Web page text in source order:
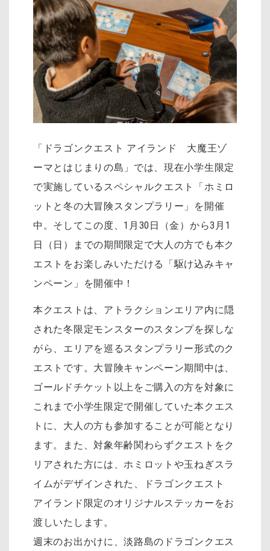
「ドラゴンクエスト アイランド 大魔王ゾ
ーマとはじまりの島」では、現在小学生限定
で実施しているスペシャルクエスト「ホミロ
ットと冬の大冒険スタンプラリー」を開催
中。そしてこの度、1月30日（金）から3月1
日（日）までの期間限定で大人の方でも本ク
エストをお楽しみいただける「駆け込みキャ
ンペーン」を開催中！
本クエストは、アトラクションエリア内に隠
された冬限定モンスターのスタンプを探しな
がら、エリアを巡るスタンプラリー形式のク
エストです。大冒険キャンペーン期間中は、
ゴールドチケット以上をご購入の方を対象に
これまで小学生限定で開催していた本クエス
トに、大人の方も参加することが可能となり
ます。また、対象年齢関わらずクエストをク
リアされた方には、ホミロットや玉ねぎスラ
イムがデザインされた、ドラゴンクエスト
アイランド限定のオリジナルステッカーをお
渡しいたします。
週末のお出かけに、淡路島のドラゴンクエス